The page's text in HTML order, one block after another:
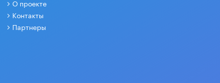
О проекте
Контакты
Партнеры